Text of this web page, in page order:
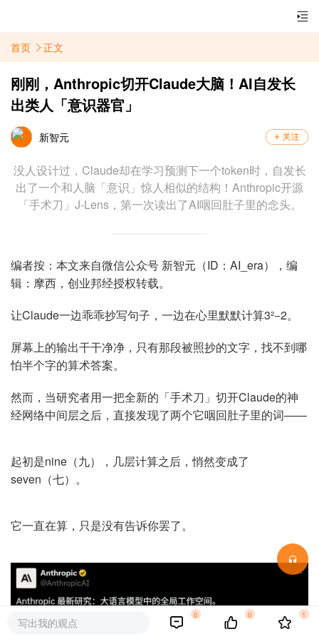
首页 正文
刚刚，Anthropic切开Claude大脑！AI自发长
出类人「意识器官」
新智元
没人设计过，Claude却在学习预测下一个token时，自发长
出了一个和人脑「意识」惊人相似的结构！Anthropic开源
「手术刀」J-Lens，第一次读出了AI咽回肚子里的念头。
编者按：本文来自微信公众号 新智元（ID：AI_era），编
辑：摩西，创业邦经授权转载。
让Claude一边乖乖抄写句子，一边在心里默默计算3²−2。
屏幕上的输出干干净净，只有那段被照抄的文字，找不到哪
怕半个字的算术答案。
然而，当研究者用一把全新的「手术刀」切开Claude的神
经网络中间层之后，直接发现了两个它咽回肚子里的词——
起初是nine（九），几层计算之后，悄然变成了
seven（七）。
它一直在算，只是没有告诉你罢了。
写出我的观点
0 0 1